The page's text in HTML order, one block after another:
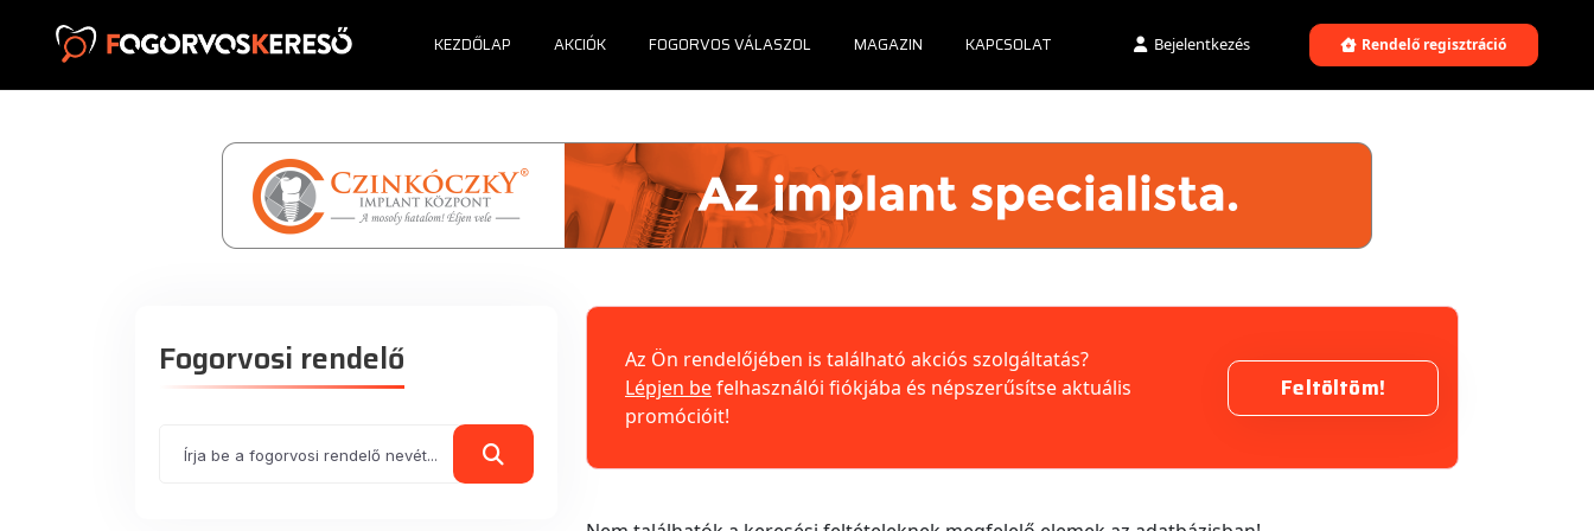
KEZDŐLAP AKCIÓK FOGORVOS VÁLASZOL MAGAZIN KAPCSOLAT Bejelentkezés Rendelő regisztráció
Fogorvosi rendelő
Az Ön rendelőjében is található akciós szolgáltatás?
Lépjen befelhasználói fiókjába és népszerűsítse aktuális
promócióit!
Feltöltöm!